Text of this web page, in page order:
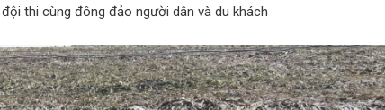
thi cùng đông đảo người dân và du khách